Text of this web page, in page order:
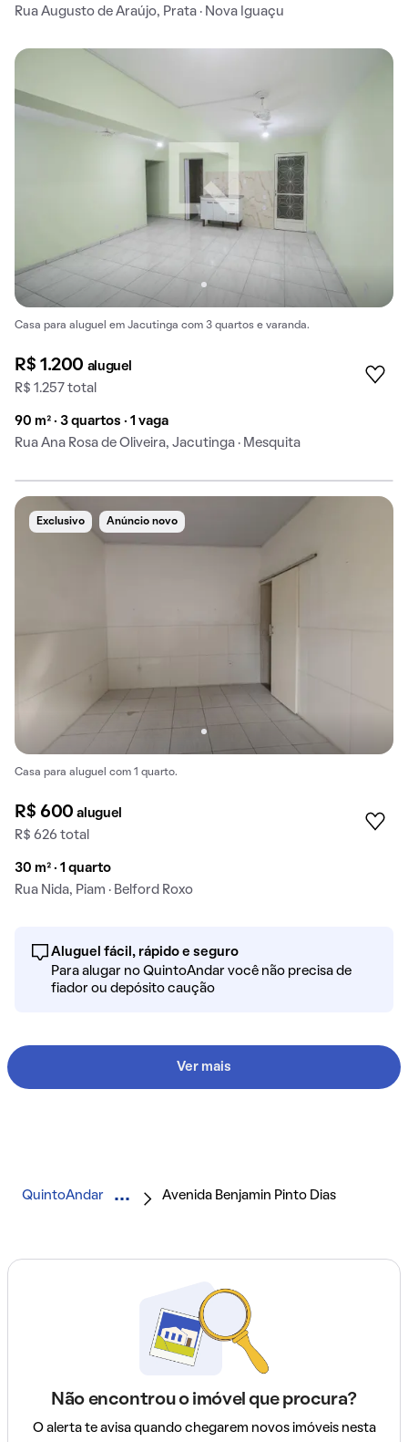
Rua Augusto de Araújo, Prata · Nova Iguaçu
Casa para aluguel em Jacutinga com 3 quartos e varanda.
R$ 1.200 aluguel
R$ 1.257 total
90 m² · 3 quartos · 1 vaga
Rua Ana Rosa de Oliveira, Jacutinga · Mesquita
Exclusivo Anúncio novo
Casa para aluguel com 1 quarto.
R$ 600aluguel
R$ 626 total
30 m² · 1 quarto
Rua Nida, Piam · Belford Roxo
Aluguel fácil, rápido e seguro
Para alugar no QuintoAndar você não precisa de
fiador ou depósito caução
Ver mais
QuintoAndar Avenida Benjamin Pinto Dias
Não encontrou o imóvel que procura?
O alerta te avisa quando chegarem novos imóveis nesta